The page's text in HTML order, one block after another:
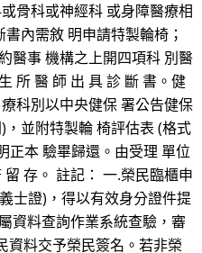
骨科或神經科 或身障醫療相
內需敘 明申請特製輪椅；
醫事 機構之上開四項科 別醫
所 醫 師 出 具 診 斷 書。健
科別以中央健保 署公告健保
並附特製輪 椅評估表 (格式
正本 驗畢歸還。由受理 單位
存。 註記： 一.榮民臨櫃申
士證)，得以有效身分證件提
資料查詢作業系統查驗，審
資料交予榮民簽名。若非榮